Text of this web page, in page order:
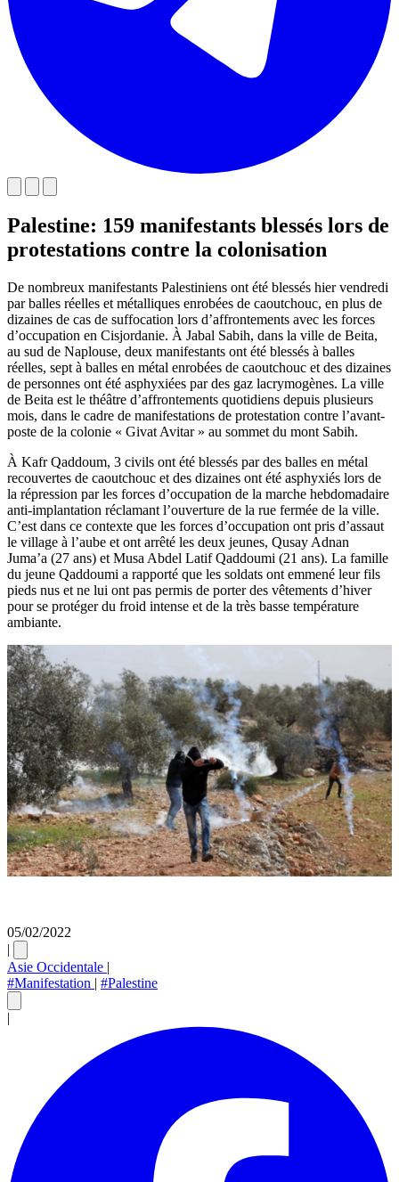
Palestine: 159 manifestants blessés lors de
protestations contre la colonisation
De nombreux manifestants Palestiniens ont été blessés hier vendredi
par balles réelles et métalliques enrobées de caoutchouc, en plus de
dizaines de cas de suffocation lors d’affrontements avec les forces
d’occupation en Cisjordanie. À Jabal Sabih, dans la ville de Beita,
au sud de Naplouse, deux manifestants ont été blessés à balles
réelles, sept à balles en métal enrobées de caoutchouc et des dizaines
de personnes ont été asphyxiées par des gaz lacrymogènes. La ville
de Beita est le théâtre d’affrontements quotidiens depuis plusieurs
mois, dans le cadre de manifestations de protestation contre l’avant-
poste de la colonie « Givat Avitar » au sommet du mont Sabih.
À Kafr Qaddoum, 3 civils ont été blessés par des balles en métal
recouvertes de caoutchouc et des dizaines ont été asphyxiés lors de
la répression par les forces d’occupation de la marche hebdomadaire
anti-implantation réclamant l’ouverture de la rue fermée de la ville.
C’est dans ce contexte que les forces d’occupation ont pris d’assaut
le village à l’aube et ont arrêté les deux jeunes, Qusay Adnan
Juma’a (27 ans) et Musa Abdel Latif Qaddoumi (21 ans). La famille
du jeune Qaddoumi a rapporté que les soldats ont emmené leur fils
pieds nus et ne lui ont pas permis de porter des vêtements d’hiver
pour se protéger du froid intense et de la très basse température
ambiante.
05/02/2022
|
Asie Occidentale |
#Manifestation | #Palestine
|